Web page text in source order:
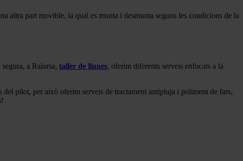
altra part movible, la qual es munta i desmunta segons les condicions de la
a Ralarsa, taller de llunes, oferim diferents serveis enfocats a la
pilot, per això oferim serveis de tractament antipluja i poliment de fars,